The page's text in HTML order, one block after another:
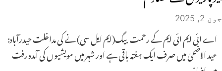
جون 2, 2025
اے ائی ایم ائی ایم کے رحمت بیگ(ایم ایل سی) نے کی مداخلت حیدرآباد:
عید الاضحیٰ میں صرف ایک ہفتہ باقی ہے اور شہر میں مویشیوں کی آمدورفت